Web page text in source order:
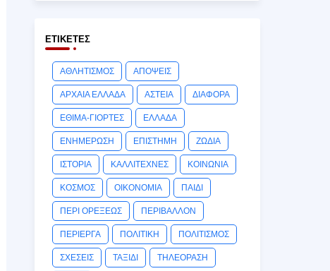
ΕΤΙΚΈΤΕΣ
ΑΘΛΗΤΙΣΜΟΣ ΑΠΟΨΕΙΣ
ΑΡΧΑΙΑ ΕΛΛΑΔΑ ΑΣΤΕΙΑ ΔΙΑΦΟΡΑ
ΕΘΙΜΑ-ΓΙΟΡΤΕΣ ΕΛΛΑΔΑ
ΕΝΗΜΕΡΩΣΗ ΕΠΙΣΤΗΜΗ ΖΩΔΙΑ
ΙΣΤΟΡΙΑ ΚΑΛΛΙΤΕΧΝΕΣ ΚΟΙΝΩΝΙΑ
ΚΟΣΜΟΣ ΟΙΚΟΝΟΜΙΑ ΠΑΙΔΙ
ΠΕΡΙ ΟΡΕΞΕΩΣ ΠΕΡΙΒΑΛΛΟΝ
ΠΕΡΙΕΡΓΑ ΠΟΛΙΤΙΚΗ ΠΟΛΙΤΙΣΜΟΣ
ΣΧΕΣΕΙΣ ΤΑΞΙΔΙ ΤΗΛΕΟΡΑΣΗ